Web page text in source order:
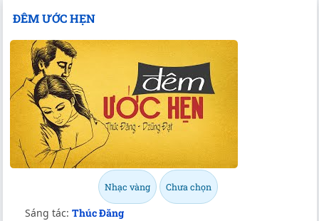
ĐÊM ƯỚC HẸN
Nhạc vàng Chưa chọn
Sáng tác: Thúc Đăng